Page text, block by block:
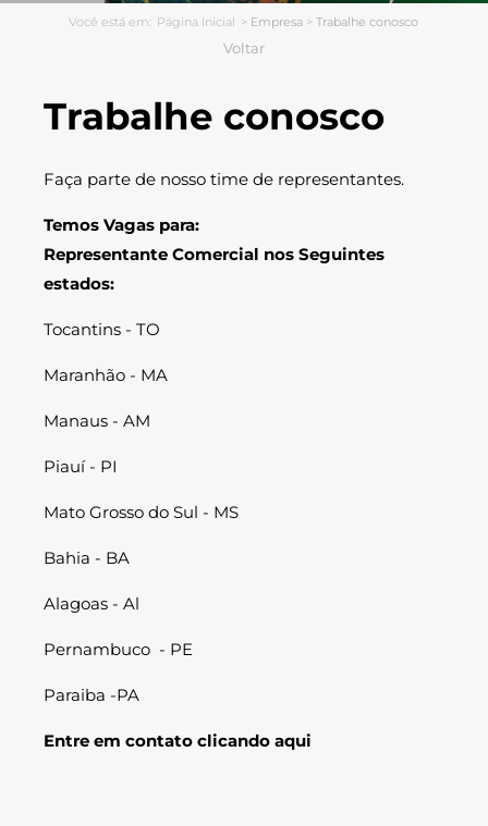
Você está em: Página Inicial > Empresa >Trabalhe conosco
Voltar
Trabalhe conosco
Faça parte de nosso time de representantes.
Temos Vagas para:
Representante Comercial nos Seguintes
estados:
Tocantins - TO
Maranhão - MA
Manaus - AM
Piauí - PI
Mato Grosso do Sul - MS
Bahia - BA
Alagoas - Al
Pernambuco - PE
Paraiba -PA
Entre em contato clicando aqui